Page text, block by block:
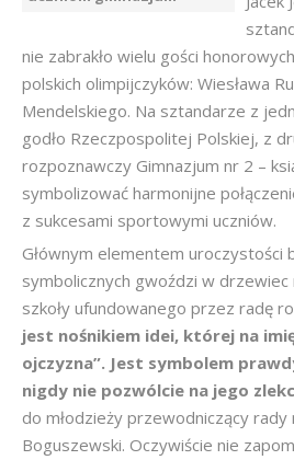
nie zabrakło wielu gości
polskich olimpijczyków: Wiesława
Mendelskiego. Na sztandarze z
godło Rzeczpospolitej Polskiej, z
rozpoznawczy Gimnazjum nr 2 –
symbolizować harmonijne
z sukcesami sportowymi uczniów.
Głównym elementem uroczystości
symbolicznych gwoździ w
szkoły ufundowanego przez radę
jest nośnikiem idei, której na
ojczyzna”. Jest symbolem
nigdy nie pozwólcie na jego
do młodzieży przewodniczący rady
Boguszewski. Oczywiście nie